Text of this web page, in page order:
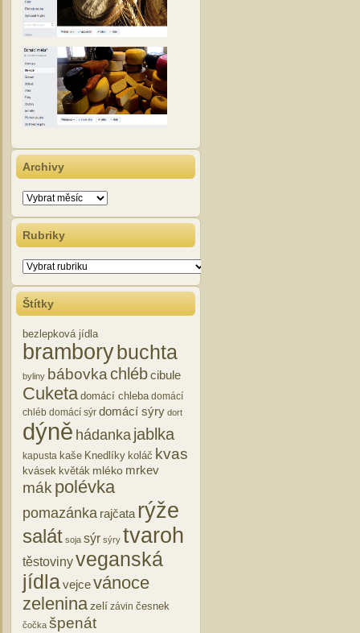
Archivy
Archivy
Rubriky
Rubriky
Štítky
bezlepková jídla
brambory buchta
byliny bábovkachlébcibule
Cuketa domácí chleba domácí
chléb domácí sýr domácí sýry dort
dýně hádanka jablka
kapusta kaše Knedlíky koláč kvas
kvásek květák mléko mrkev
mákpolévka
pomazánka rajčata rýže
salát soja sýr sýry tvaroh
těstovinyveganská
jídlavejcevánoce
zeleninazelí závin česnek
čočka špenát